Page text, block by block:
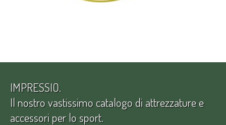
IMPRESSIO.
Il nostro vastissimo catalogo di attrezzature e
accessori per lo sport.